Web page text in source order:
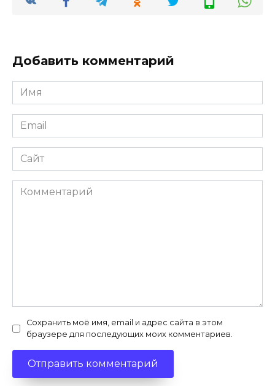
Добавить комментарий
Имя
*
Email
*
Сайт
Комментарий
Сохранить моё имя, email и адрес сайта в этом
браузере для последующих моих комментариев.